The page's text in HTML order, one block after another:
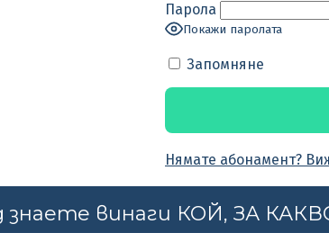
Парола
Покажи паролата
Запомняне
Нямате абонамент?
знаете винаги КОЙ, ЗА